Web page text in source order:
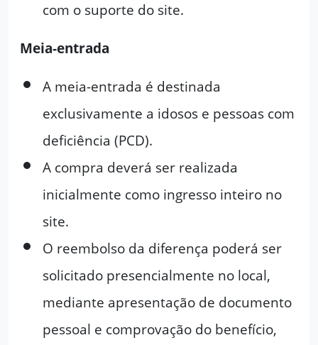
com o suporte do site.
Meia-entrada
A meia-entrada é destinada
exclusivamente a idosos e pessoas com
deficiência (PCD).
A compra deverá ser realizada
inicialmente como ingresso inteiro no
site.
O reembolso da diferença poderá ser
solicitado presencialmente no local,
mediante apresentação de documento
pessoal e comprovação do benefício,